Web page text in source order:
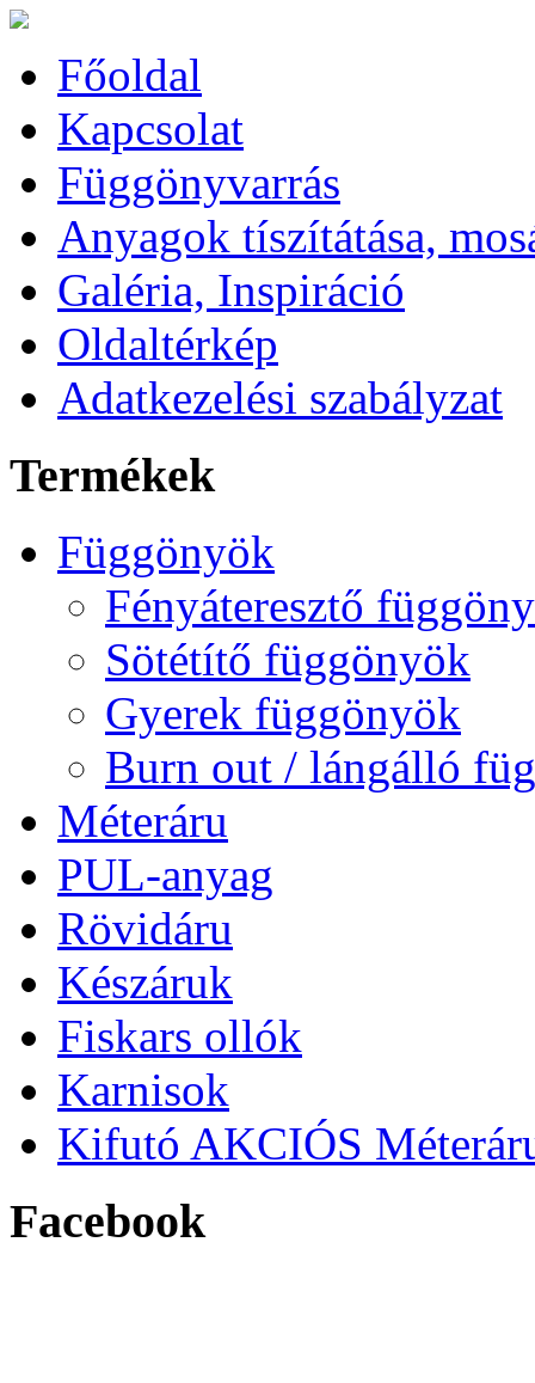
Főoldal
Kapcsolat
Függönyvarrás
Anyagok tíszítátása,
Galéria, Inspiráció
Oldaltérkép
Adatkezelési szabályzat
Termékek
Függönyök
Fényáteresztő
Sötétítő függönyök
Gyerek függönyök
Burn out / lángálló
Méteráru
PUL-anyag
Rövidáru
Készáruk
Fiskars ollók
Karnisok
Kifutó AKCIÓS
Facebook